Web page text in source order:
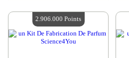
Quantité Disponible :4
2.906.000 Points